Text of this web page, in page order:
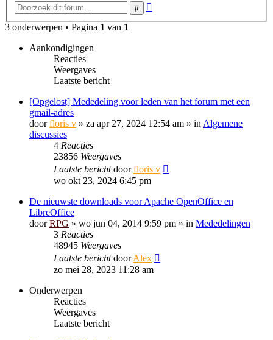
Zoek
3 onderwerpen • Pagina 1 van 1
Aankondigingen
Reacties
Weergaves
Laatste bericht
[Opgelost] Mededeling voor leden van het forum met een
gmail-adres
doorfloris v » za apr 27, 2024 12:54 am » in Algemene
discussies
4 Reacties
23856 Weergaves
Laatste berichtdoorfloris v
wo okt 23, 2024 6:45 pm
De nieuwste downloads voor Apache OpenOffice en
LibreOffice
doorRPG » wo jun 04, 2014 9:59 pm » in Mededelingen
3 Reacties
48945 Weergaves
Laatste berichtdoorAlex
zo mei 28, 2023 11:28 am
Onderwerpen
Reacties
Weergaves
Laatste bericht